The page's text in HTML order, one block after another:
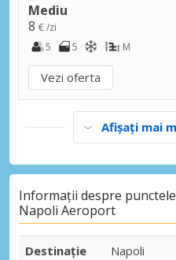
Mediu
8 € /zi
5
5 M
Vezi oferta
Afișați mai
Informații despre
Napoli Aeroport
Destinaţie
Napoli